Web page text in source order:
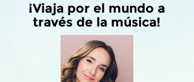
¡Viaja por el mundo a
través de la música!